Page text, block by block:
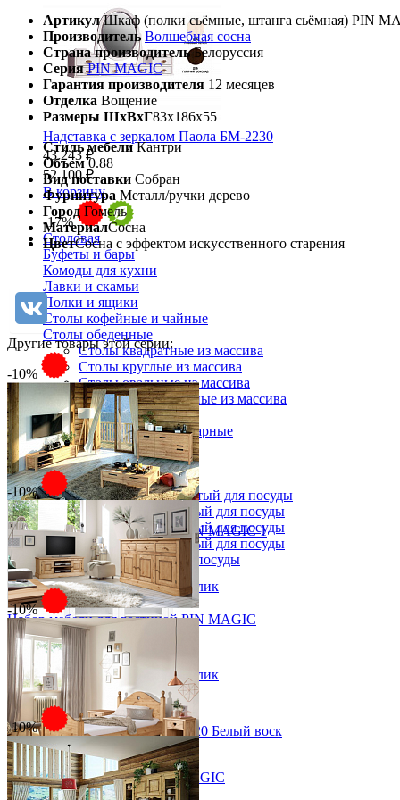
Надставка с зеркалом Паола БМ-2230
43 243 ₽
52 100 ₽
В корзину
-17%
Столовая
Буфеты и бары
Комоды для кухни
Лавки и скамьи
Полки и ящики
Столы кофейные и чайные
Столы обеденные
Столы квадратные из массива
Столы круглые из массива
Столы овальные из массива
Столы прямоугольные из массива
Стулья
Стулья барные и столы барные
Сундуки
Табуреты
Шкафы для посуды
Шкаф 1-но створчатый для посуды
Шкаф 2-х створчатый для посуды
Шкаф 3-х створчатый для посуды
Шкаф 4-х створчатый для посуды
Шкаф угловой для посуды
Шкаф для посуды Рауна 20 Белый воск
35 658 ₽
50 940 ₽
В корзину
Артикул Шкаф (полки сьёмные, штанга сьёмная) PIN
Производитель Волшебная сосна
Страна производитель Белоруссия
Серия PIN MAGIC
Гарантия производителя 12 месяцев
Отделка Вощение
Размеры ШхВхГ83х186х55
Стиль мебели Кантри
Объем 0.88
Вид поставки Собран
Фурнитура Металл/ручки дерево
Город Гомель
МатериалСосна
ЦветСосна с эффектом искусственного старения
Другие товары этой серии:
-10%
Набор мебели для гостиной PIN MAGIC 1
от 115 276 ₽
от 128 084 ₽
В корзину Быстро купить в 1 клик
-10%
Набор мебели для гостиной PIN MAGIC
от 112 833 ₽
от 125 370 ₽
В корзину
Быстро купить в 1 клик
-10%
Набор мебели спальни PIN MAGIC
от 55 044 ₽
-10%